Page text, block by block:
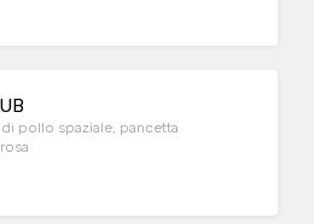
di pollo spaziale, pancetta